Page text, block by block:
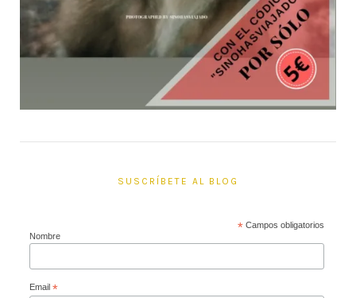
SUSCRÍBETE AL BLOG
*Campos obligatorios
Nombre
Email *